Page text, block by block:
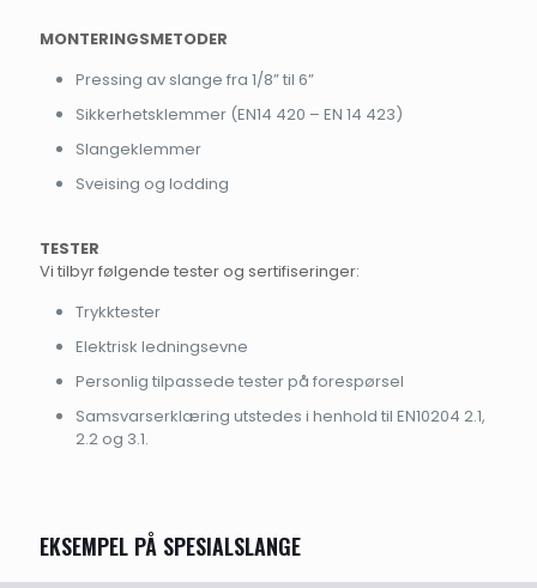
MONTERINGSMETODER
Pressing av slange fra 1/8” til 6”
Sikkerhetsklemmer (EN14 420 – EN 14 423)
Slangeklemmer
Sveising og lodding
TESTER
Vi tilbyr følgende tester og sertifiseringer:
Trykktester
Elektrisk ledningsevne
Personlig tilpassede tester på forespørsel
Samsvarserklæring utstedes i henhold til EN10204 2.1,
2.2 og 3.1.
EKSEMPEL PÅ SPESIALSLANGE